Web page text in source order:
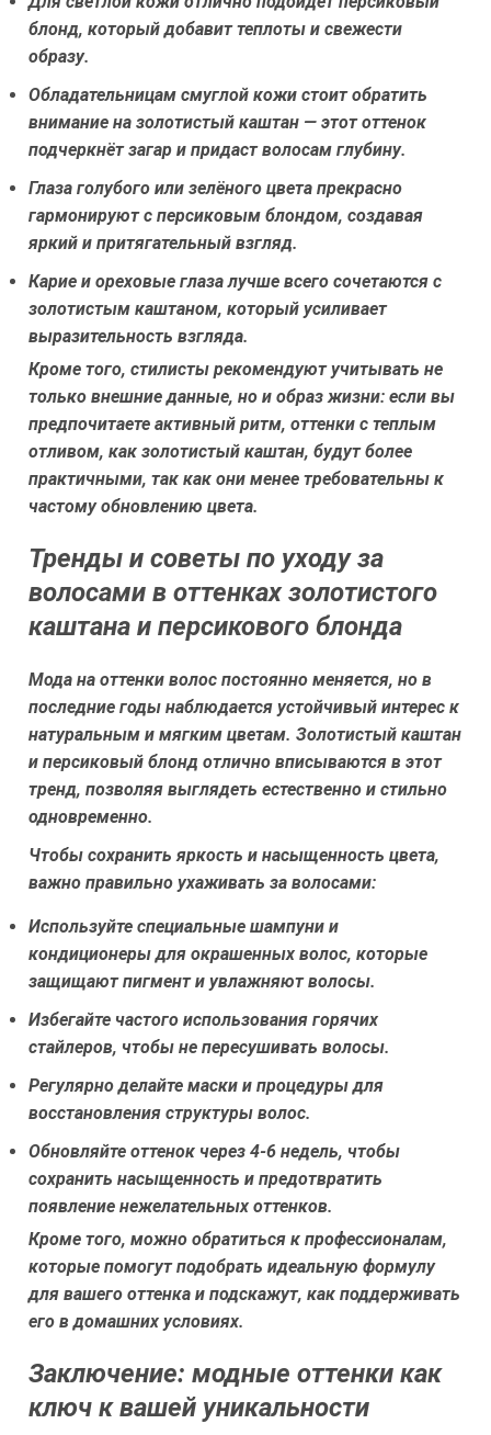
блонд, который добавит теплоты и свежести
образу.
Обладательницам смуглой кожи стоит обратить
внимание на золотистый каштан — этот оттенок
подчеркнёт загар и придаст волосам глубину.
Глаза голубого или зелёного цвета прекрасно
гармонируют с персиковым блондом, создавая
яркий и притягательный взгляд.
Карие и ореховые глазалучше всего сочетаются с
золотистым каштаном, который усиливает
выразительность взгляда.
Кроме того, стилисты рекомендуют учитывать не
только внешние данные, но и образ жизни: если вы
предпочитаете активный ритм, оттенки с теплым
отливом, как золотистый каштан, будут более
практичными, так как они менее требовательны к
частому обновлению цвета.
Тренды и советы по уходу за
волосами в оттенках золотистого
каштана и персикового блонда
Мода на оттенки волос постоянно меняется, но в
последние годы наблюдается устойчивый интерес к
натуральным и мягким цветам. Золотистый каштан
и персиковый блонд отлично вписываются в этот
тренд, позволяя выглядеть естественно и стильно
одновременно.
Чтобы сохранить яркость и насыщенность цвета,
важно правильно ухаживать за волосами:
Используйте специальные шампуни и
кондиционеры для окрашенных волос, которые
защищают пигмент и увлажняют волосы.
Избегайте частого использования горячих
стайлеров, чтобы не пересушивать волосы.
Регулярно делайте маски и процедуры для
восстановления структуры волос.
Обновляйте оттенок через 4-6 недель, чтобы
сохранить насыщенность и предотвратить
появление нежелательных оттенков.
Кроме того, можно обратиться к профессионалам,
которые помогут подобрать идеальную формулу
для вашего оттенка и подскажут, как поддерживать
его в домашних условиях.
Заключение: модные оттенки как
ключ к вашей уникальности